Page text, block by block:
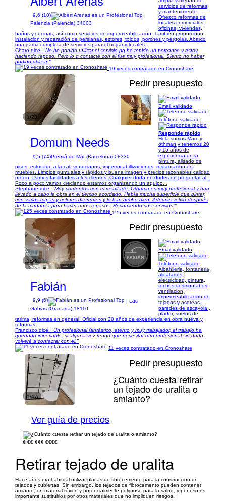
9,6 (10)
|
Palencia (Palencia) 34003
servicios de reformas
y mantenimiento.
Ofrezco reformas de
locales comerciales,
oficinas, viviendas,
baños y cocinas, así como servicios de impermeabilización. También proporciono
instalación y reparación de persianas, estores, toldos, porches y pérgolas. Abarco
una gama completa de servicios para el hogar y locales...
Charo dice: "No he podido utilizar el servicio pq he tenido un percance y estoy
haciendo reposo. Pero lo q contacté con él fue muy profesional. Siento no haber
podido utilizar."
19 veces contratado en Cronoshare
1/23
Pedir presupuesto
Domum Needs
9,5 (74)Premià de Mar (Barcelona) 08330
Email validado
Teléfono validado
Responde rápido
Hola somos Marc y
othman y tenemos 20
y 15 años de
experiencia en la
pintura, alisado de
pisos, estucado a la cal, venecianos, impermeabillizaciones, restauración de
muebles. Limpios puntuales y rápidos y buena imagen y precios razonables calidad
precio. Damos facilidades a los clientes. Cualquier duda no dudes en preguntar al .
Poco a poco vamos creciendo estamos organizando un equipo...
Stephane dice: "Muy contentos con el resultado, Othamn es muy profesional y han
llevado a cabo la obra en el tiempo acordado. Había mucha superficie que pintar,
con varias capas y colores diferentes y lo han hecho bien. Además volvió después
de la mudanza para hacer unos repasos. Recomiendo sus servicios!"
125 veces contratado en Cronoshare
1/96
Pedir presupuesto
Fabián
9,9 (6)
| Las
Gabias (Granada) 18110
Email validado
Teléfono validado
Albañileria, fontaneria,
alicatados,
electricidad, pintura,
techos desmontabes,
ventilacion,
impermeabilizacion de
tejados y asoteas ,
paredes de escayola ,
pladur, suelos de
tarima, reformas en general. Oficial con 20 años de experiencia en obra nueva y
reformas.
Francisco dice: "Un profesional fantástico, atento y muy trabajador, el trabajo ha
quedado impecable, si alguna vez tengo que necesitar otro profesional sin duda
volveré a contactar con él."
11 veces contratado en Cronoshare
1/47
Pedir presupuesto
¿Cuánto cuesta retirar
un tejado de uralita o
amianto?
Ver guía de precios
€ €€ €€€ €€€€
Retirar tejado de uralita
Hace años era habitual utilizar placas de fibrocemento para la construcción de
tejados y cubiertas. Sin embargo, los tejados de fibrocemento pueden contener
amianto, un material tóxico y potencialmente peligroso para la salud, y por eso es
importante sustituirlos por otros materiales que no impliquen riesgos.